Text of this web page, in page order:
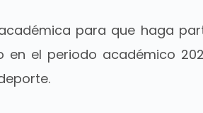
para que haga
en el periodo académico